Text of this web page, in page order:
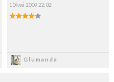
10 kwi 2009 22:02
Glumanda